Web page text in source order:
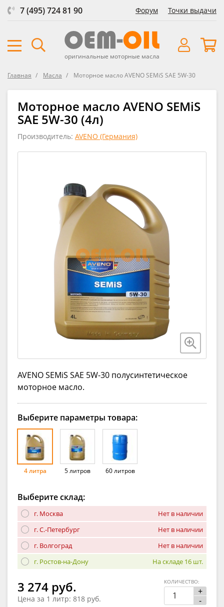
7 (495) 724 81 90 Форум Точки выдачи
оригинальные моторные масла
Главная Масла Моторное масло AVENO SEMiS SAE 5W-30
Моторное масло AVENO SEMiS
SAE 5W-30 (4л)
Производитель: AVENO (Германия)
AVENO SEMiS SAE 5W-30 полусинтетическое
моторное масло.
Выберите параметры товара:
4 литра 5 литров 60 литров
Выберите склад:
г. Москва
Нет в наличии
г. С.-Петербург
Нет в наличии
г. Волгоград
Нет в наличии
г. Ростов-на-Дону
На складе 16 шт.
3 274 руб.
Цена за 1 литр: 818 руб.
+
-
КОЛИЧЕСТВО: